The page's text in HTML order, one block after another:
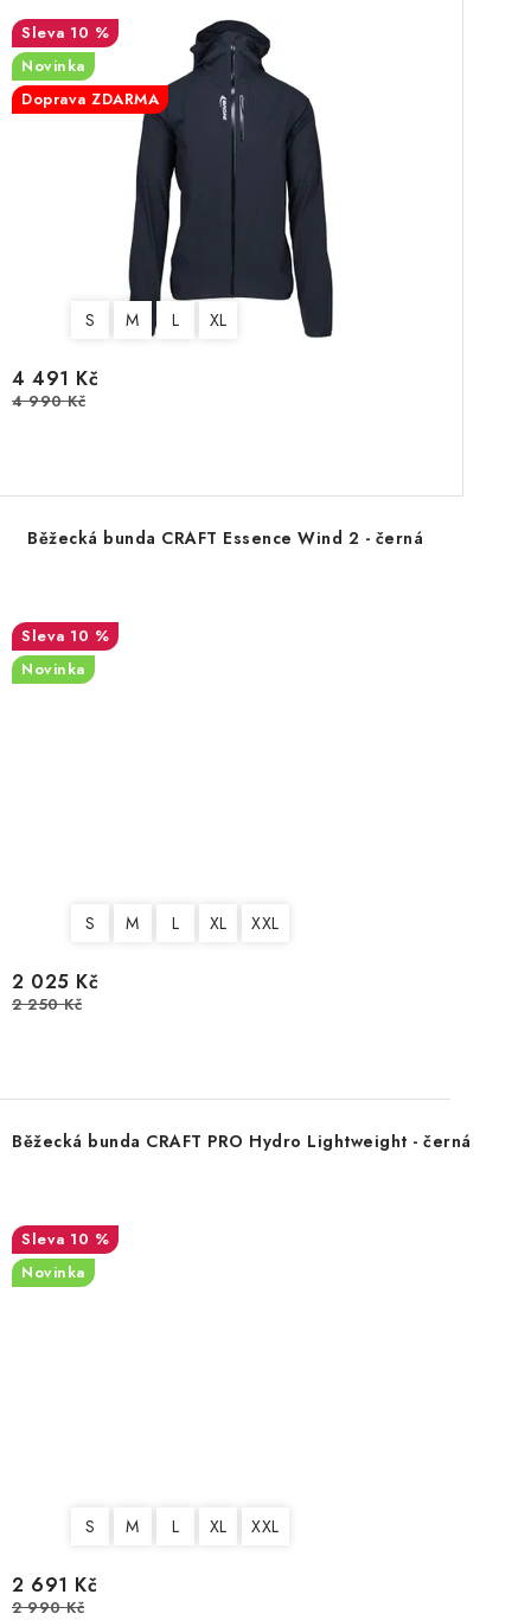
10 %
Novinka
Doprava ZDARMA
S M L XL
4 491 Kč
4 990 Kč
Běžecká bunda CRAFT Essence Wind 2 - černá
10 %
Novinka
S M L XL XXL
2 025 Kč
2 250 Kč
Běžecká bunda CRAFT PRO Hydro Lightweight - černá
10 %
Novinka
S M L XL XXL
2 691 Kč
2 990 Kč